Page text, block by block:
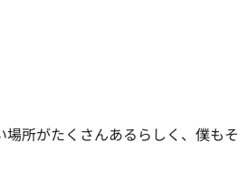
所がたくさんあるらしく、僕もそ